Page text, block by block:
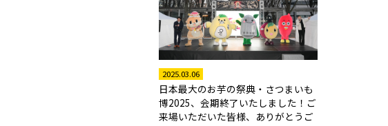
2025.03.06
日本最大のお芋の祭典・さつまいも
博2025、会期終了いたしました！ご
来場いただいた皆様、ありがとうご